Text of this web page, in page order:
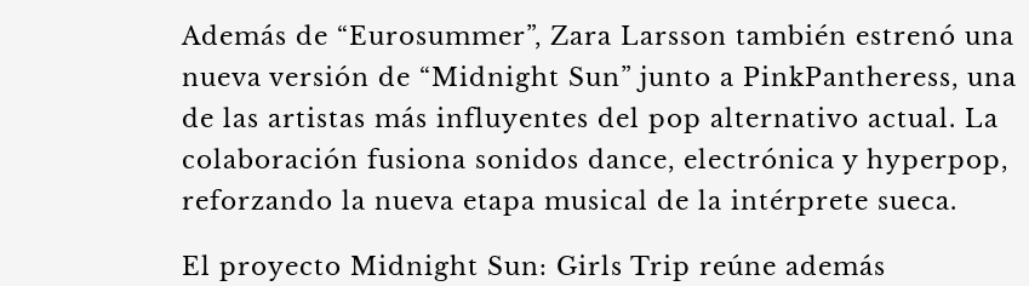
Además de “Eurosummer”, Zara Larsson también estrenó una
nueva versión de “Midnight Sun” junto a PinkPantheress, una
de las artistas más influyentes del pop alternativo actual. La
colaboración fusiona sonidos dance, electrónica y hyperpop,
reforzando la nueva etapa musical de la intérprete sueca.
El proyecto Midnight Sun: Girls Trip reúne además